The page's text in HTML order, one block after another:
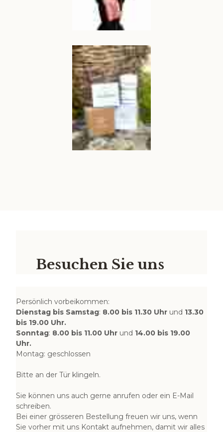
Besuchen Sie uns
Persönlich vorbeikommen:
Dienstag bis Samstag: 8.00 bis 11.30 Uhr und 13.30
bis 19.00 Uhr.
Sonntag: 8.00 bis 11.00 Uhr und 14.00 bis 19.00
Uhr.
Montag: geschlossen
Bitte an der Tür klingeln.
Sie können uns auch gerne anrufen oder ein E-Mail
schreiben.
Bei einer grösseren Bestellung freuen wir uns, wenn
Sie vorher mit uns Kontakt aufnehmen, damit wir alles